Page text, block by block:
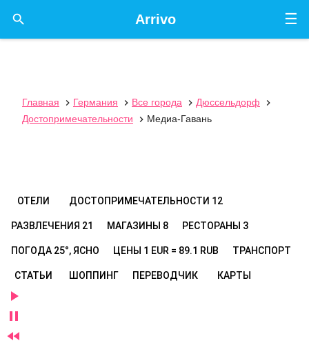
☰
Arrivo

Главная  Германия  Все города  Дюссельдорф

Достопримечательности
 Медиа-Гавань
ОТЕЛИ ДОСТОПРИМЕЧАТЕЛЬНОСТИ 12
РАЗВЛЕЧЕНИЯ 21 МАГАЗИНЫ 8 РЕСТОРАНЫ 3
ПОГОДА 25°, ЯСНО ЦЕНЫ 1 EUR = 89.1 RUB ТРАНСПОРТ
СТАТЬИ ШОППИНГ ПЕРЕВОДЧИК КАРТЫ


